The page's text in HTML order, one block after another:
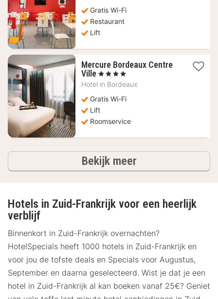
37,27
€
Gratis Wi-Fi
Restaurant
Lift
Mercure Bordeaux Centre
Ville 1
nacht
83,64
€
, 4 Sterren
Hotel in Bordeaux
Gratis Wi-Fi
Lift
Roomservice
Bekijk meerhotels
Hotels in Zuid-Frankrijk voor een heerlijk
verblijf
Binnenkort in Zuid-Frankrijk overnachten?
HotelSpecials heeft 1000 hotels in Zuid-Frankrijk en
voor jou de tofste deals en Specials voor Augustus,
September en daarna geselecteerd. Wist je dat je een
hotel in Zuid-Frankrijk al kan boeken vanaf 25€? Geniet